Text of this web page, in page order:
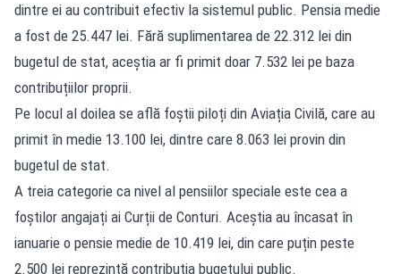
dintre ei au contribuit efectiv la sistemul public. Pensia medie
a fost de 25.447 lei. Fără suplimentarea de 22.312 lei din
bugetul de stat, aceștia ar fi primit doar 7.532 lei pe baza
contribuțiilor proprii.
Pe locul al doilea se află foștii piloți din Aviația Civilă, care au
primit în medie 13.100 lei, dintre care 8.063 lei provin din
bugetul de stat.
A treia categorie ca nivel al pensiilor speciale este cea a
foștilor angajați ai Curții de Conturi. Aceștia au încasat în
ianuarie o pensie medie de 10.419 lei, din care puțin peste
2.500 lei reprezintă contribuția bugetului public.